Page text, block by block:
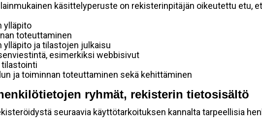
käsittelyperuste on rekisterinpitäjän oikeutettu etu,
ylläpito
toteuttaminen
ylläpito ja tilastojen julkaisu
esimerkiksi webbisivut
tilastointi
ja toiminnan toteuttaminen sekä kehittäminen
ryhmät, rekisterin tietosisältö
seuraavia käyttötarkoituksen kannalta tarpeellisia